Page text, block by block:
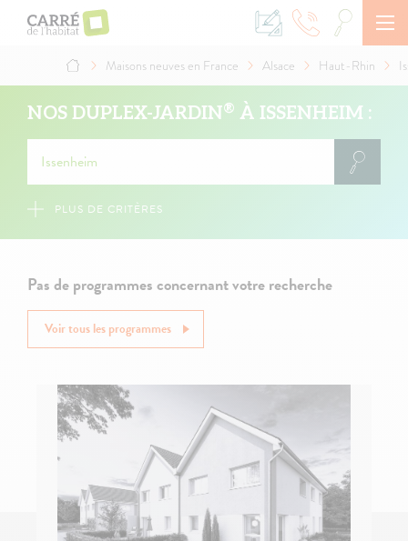
contenu
d'Ariane
Maisons neuves en France Alsace Haut-Rhin
NOS DUPLEX-JARDIN® À ISSENHEIM :
PLUS DE CRITÈRES
Pas de programmes concernant votre recherche
Voir tous les programmes